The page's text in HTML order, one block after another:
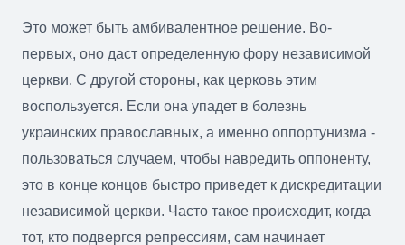
Это может быть амбивалентное решение. Во-
первых, оно даст определенную фору независимой
церкви. С другой стороны, как церковь этим
воспользуется. Если она упадет в болезнь
украинских православных, а именно оппортунизма -
пользоваться случаем, чтобы навредить оппоненту,
это в конце концов быстро приведет к дискредитации
независимой церкви. Часто такое происходит, когда
тот, кто подвергся репрессиям, сам начинает